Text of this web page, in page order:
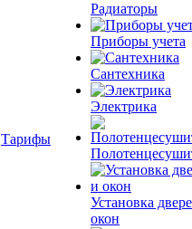
Тарифы
Радиаторы
Приборы учета
Сантехника
Электрика
Установка
окон